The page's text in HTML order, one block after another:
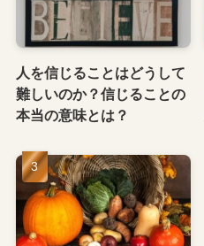
人を信じることはどうして
難しいのか？信じることの
本当の意味とは？